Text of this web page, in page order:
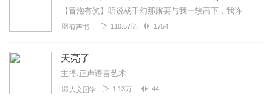
【冒泡有奖】听说杨千幻那厮要与我一较高下，我许七安要开始装叉了！快进入声音播放页戳下方输入框，冒个泡偷偷告诉我，我要用哪些诗词才能胜过他？说得好的，有赏！202...
有声书 110.57亿 1754
天亮了
主播:正声语言艺术
人文国学 1.13万 44